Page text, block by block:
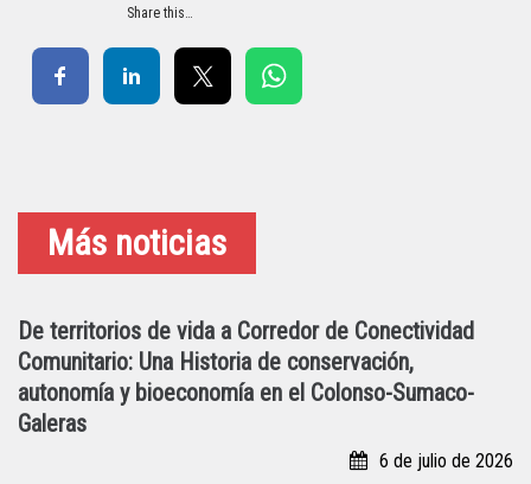
Share this…
Más noticias
De territorios de vida a Corredor de Conectividad
Comunitario: Una Historia de conservación,
autonomía y bioeconomía en el Colonso-Sumaco-
Galeras
6 de julio de 2026